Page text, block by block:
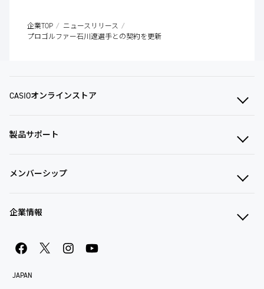
企業TOP
ニュースリリース
プロゴルファー石川遼選手との契約を更新
CASIOオンラインストア
製品サポート
メンバーシップ
企業情報
JAPAN